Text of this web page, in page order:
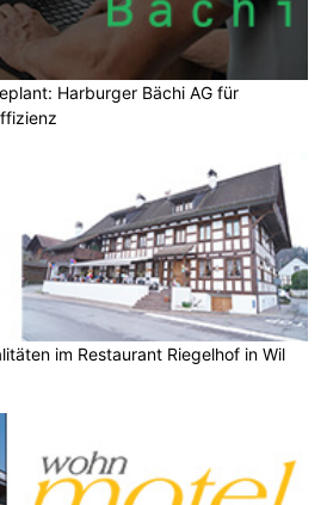
Harburger Bächi AG für
im Restaurant Riegelhof in Wil